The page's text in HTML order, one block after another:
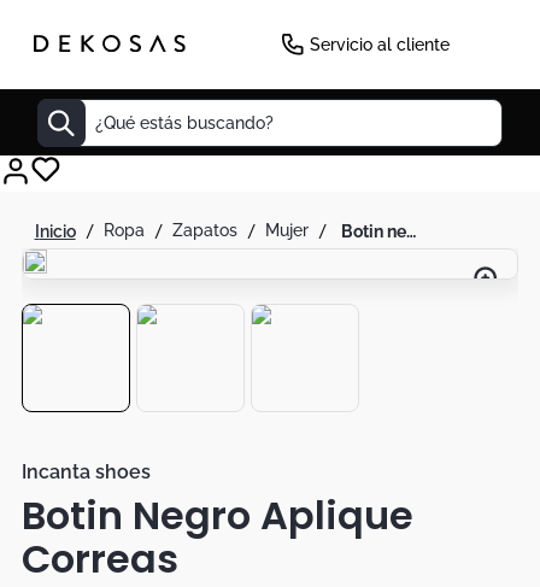
Servicio al cliente
¿Qué estás buscando?
ropa zapatos mujer botin negro aplique correas
Incanta shoes
Botin Negro Aplique
Correas
Decoracion
Cuadro
Duvet
Botas